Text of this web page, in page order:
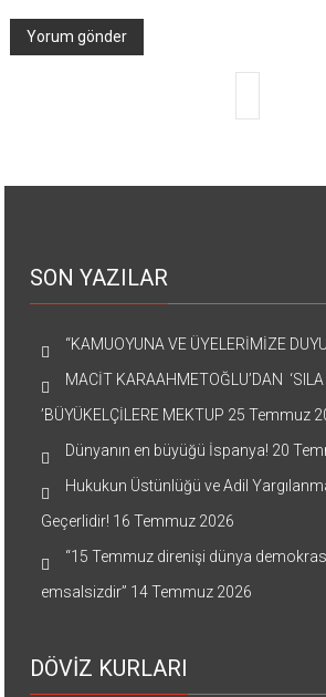
SON YAZILAR
“KAMUOYUNA VE ÜYELERİMİZE
MACİT KARAAHMETOĞLU’DAN ‘SILA
’BÜYÜKELÇİLERE MEKTUP 25 Temmuz
Dünyanın en büyüğü İspanya! 20
Hukukun Üstünlüğü ve Adil
Geçerlidir! 16 Temmuz 2026
“15 Temmuz direnişi dünya
emsalsizdir” 14 Temmuz 2026
DÖVİZ KURLARI